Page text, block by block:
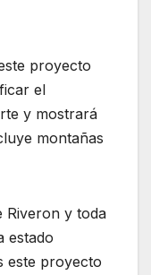
proyecto
el
y mostrará
montañas
Riveron y toda
estado
este proyecto